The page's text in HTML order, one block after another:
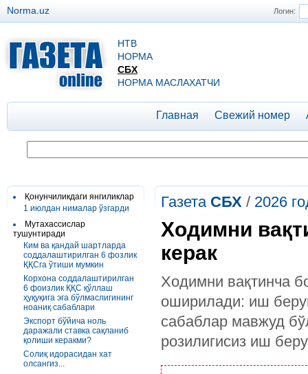
Логин:
Norma.uz
НТВ
НОРМА
СБХ
НОРМА МАСЛАХАТЧИ
Главная Свежий номер
Қонунчиликдаги янгиликлар
1 июлдан нималар ўзгарди
Мутахассислар
тушунтиради
Ким ва қандай шартларда
соддалаштирилган 6 фозлик
ҚҚСга ўтиши мумкин
Корхона соддалаштирилган
6 фоизлик ҚҚС қўллаш
ҳуқуқига эга бўлмаслигининг
ноаниқ сабаблари
Экспорт бўйича ноль
даражали ставка сақланиб
қолиши керакми?
Солиқ идорасидан хат
олсангиз...
Газета СБХ / 2026
Ходимни
керак
Ходимни вақтинча
оширилади: иш
сабаблар мавжуд
розилигисиз иш